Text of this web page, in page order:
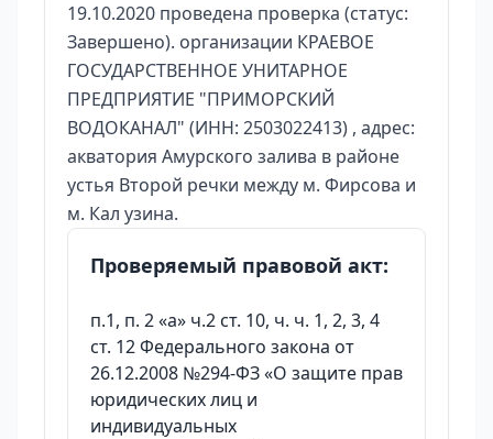
19.10.2020 проведена проверка (статус:
Завершено). организации КРАЕВОЕ
ГОСУДАРСТВЕННОЕ УНИТАРНОЕ
ПРЕДПРИЯТИЕ "ПРИМОРСКИЙ
ВОДОКАНАЛ" (ИНН: 2503022413) , адрес:
акватория Амурского залива в районе
устья Второй речки между м. Фирсова и
м. Кал узина.
Проверяемый правовой акт:
п.1, п. 2 «а» ч.2 ст. 10, ч. ч. 1, 2, 3, 4
ст. 12 Федерального закона от
26.12.2008 №294-ФЗ «О защите прав
юридических лиц и
индивидуальных